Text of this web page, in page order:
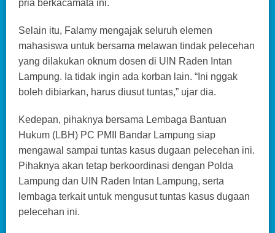
pria berkacamata ini.
Selain itu, Falamy mengajak seluruh elemen
mahasiswa untuk bersama melawan tindak pelecehan
yang dilakukan oknum dosen di UIN Raden Intan
Lampung. Ia tidak ingin ada korban lain. “Ini nggak
boleh dibiarkan, harus diusut tuntas,” ujar dia.
Kedepan, pihaknya bersama Lembaga Bantuan
Hukum (LBH) PC PMII Bandar Lampung siap
mengawal sampai tuntas kasus dugaan pelecehan ini.
Pihaknya akan tetap berkoordinasi dengan Polda
Lampung dan UIN Raden Intan Lampung, serta
lembaga terkait untuk mengusut tuntas kasus dugaan
pelecehan ini.